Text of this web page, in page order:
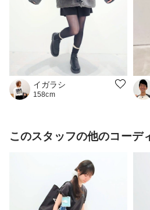
イガラシ
158cm
このスタッフの他のコーデ